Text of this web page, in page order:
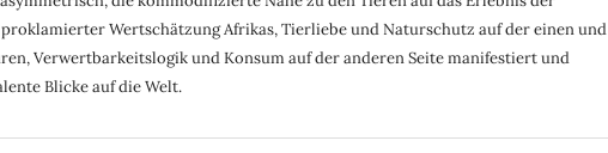
Wertschätzung Afrikas, Tierliebe und Naturschutz auf der einen und
Verwertbarkeitslogik und Konsum auf der anderen Seite manifestiert und
Blicke auf die Welt.